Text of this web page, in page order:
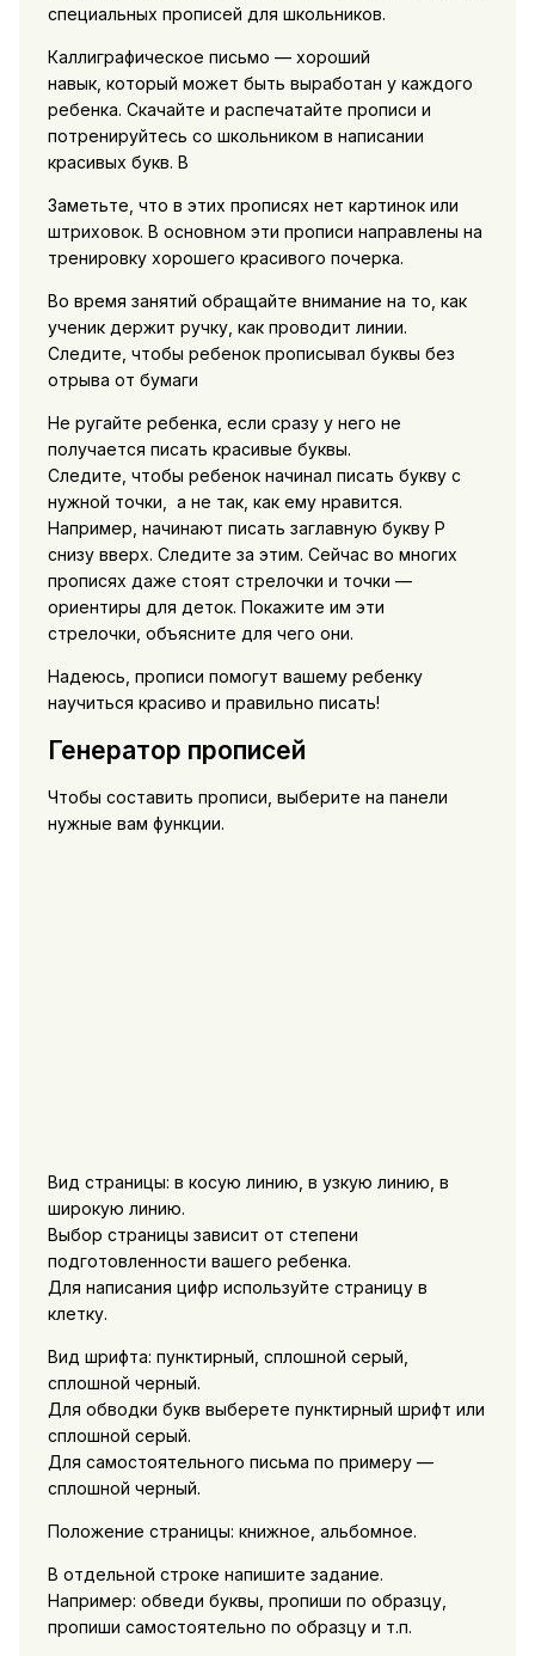
специальных прописей для школьников.
Каллиграфическое письмо — хороший
навык, который может быть выработан у каждого
ребенка. Скачайте и распечатайте прописи и
потренируйтесь со школьником в написании
красивых букв. В
Заметьте, что в этих прописях нет картинок или
штриховок. В основном эти прописи направлены на
тренировку хорошего красивого почерка.
Во время занятий обращайте внимание на то, как
ученик держит ручку, как проводит линии.
Следите, чтобы ребенок прописывал буквы без
отрыва от бумаги
Не ругайте ребенка, если сразу у него не
получается писать красивые буквы.
Следите, чтобы ребенок начинал писать букву с
нужной точки, а не так, как ему нравится.
Например, начинают писать заглавную букву Р
снизу вверх. Следите за этим. Сейчас во многих
прописях даже стоят стрелочки и точки —
ориентиры для деток. Покажите им эти
стрелочки, объясните для чего они.
Надеюсь, прописи помогут вашему ребенку
научиться красиво и правильно писать!
Генератор прописей
Чтобы составить прописи, выберите на панели
нужные вам функции.
Вид страницы: в косую линию, в узкую линию, в
широкую линию.
Выбор страницы зависит от степени
подготовленности вашего ребенка.
Для написания цифр используйте страницу в
клетку.
Вид шрифта: пунктирный, сплошной серый,
сплошной черный.
Для обводки букв выберете пунктирный шрифт или
сплошной серый.
Для самостоятельного письма по примеру —
сплошной черный.
Положение страницы: книжное, альбомное.
В отдельной строке напишите задание.
Например: обведи буквы, пропиши по образцу,
пропиши самостоятельно по образцу и т.п.